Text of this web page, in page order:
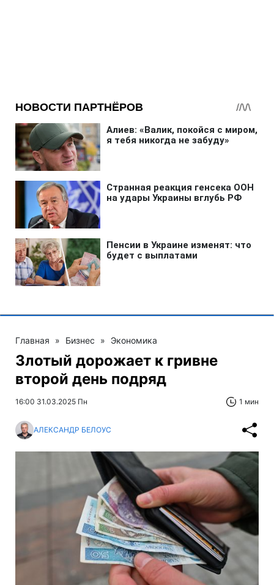
Главная » Бизнес » Экономика
Злотый дорожает к гривне
второй день подряд
16:00 31.03.2025 Пн 1 мин
АЛЕКСАНДР БЕЛОУС